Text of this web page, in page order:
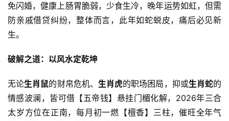
免闪婚，健康上肠胃脆弱，少食生冷，晚年运势如虹，但需
防亲戚借贷纠纷，整体而言，此年如蛇蜕皮，痛后必见新
生。
破解之道：以风水定乾坤
无论生肖鼠的财帛危机、 生肖虎的职场困局，抑或生肖蛇的
情感波澜，皆可借【五帝钱】悬挂门楣化解，2026年三合
太岁方位在正南，每月初一燃【檀香】三柱，催旺全年气